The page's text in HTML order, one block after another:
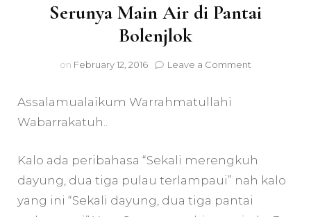
Serunya Main Air di Pantai
Bolenjlok
on February 12, 2016 Leave a Comment
Assalamualaikum Warrahmatullahi
Wabarrakatuh..
Kalo ada peribahasa “Sekali merengkuh
dayung, dua tiga pulau terlampaui” nah kalo
yang ini “Sekali dayung, dua tiga pantai